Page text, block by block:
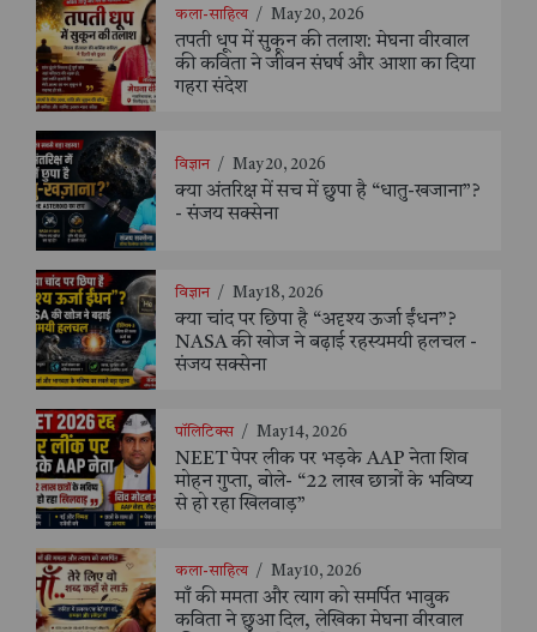
कला-साहित्य / May 20, 2026
तपती धूप में सुकून की तलाश: मेघना वीरवाल
की कविता ने जीवन संघर्ष और आशा का दिया
गहरा संदेश
विज्ञान / May 20, 2026
क्या अंतरिक्ष में सच में छुपा है “धातु-खजाना”?
- संजय सक्सेना
विज्ञान / May 18, 2026
क्या चांद पर छिपा है “अदृश्य ऊर्जा ईंधन”?
NASA की खोज ने बढ़ाई रहस्यमयी हलचल -
संजय सक्सेना
पॉलिटिक्स / May 14, 2026
NEET पेपर लीक पर भड़के AAP नेता शिव
मोहन गुप्ता, बोले- “22 लाख छात्रों के भविष्य
से हो रहा खिलवाड़”
कला-साहित्य / May 10, 2026
माँ की ममता और त्याग को समर्पित भावुक
कविता ने छुआ दिल, लेखिका मेघना वीरवाल